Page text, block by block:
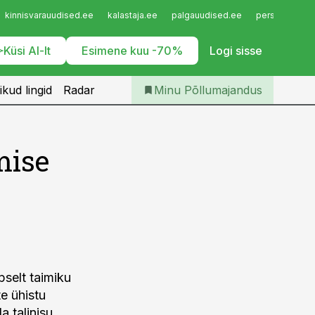
kinnisvarauudised.ee kalastaja.ee palgauudised.ee
Küsi AI-lt Esimene kuu -70% Logi sisse
Iseteenindus
Telli Põllumajandus
lingid Radar Minu Põllumajandus
taimiku
ühistu